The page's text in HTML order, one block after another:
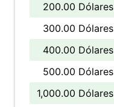
200.00 Dólares
300.00 Dólares
400.00 Dólares
500.00 Dólares
1,000.00 Dólares